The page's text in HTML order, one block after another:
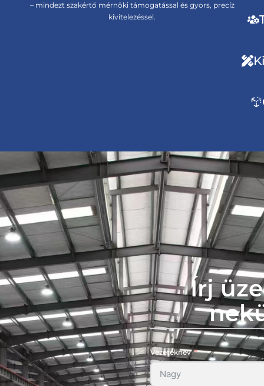
– mindezt szakértő mérnöki támogatással és gyors, precíz
kivitelezéssel.
Írj
Vezetéknév